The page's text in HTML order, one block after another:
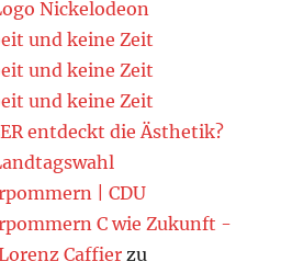
Nickelodeon
und keine Zeit
und keine Zeit
und keine Zeit
entdeckt die Ästhetik?
| CDU
C wie Zukunft -
Caffier zu